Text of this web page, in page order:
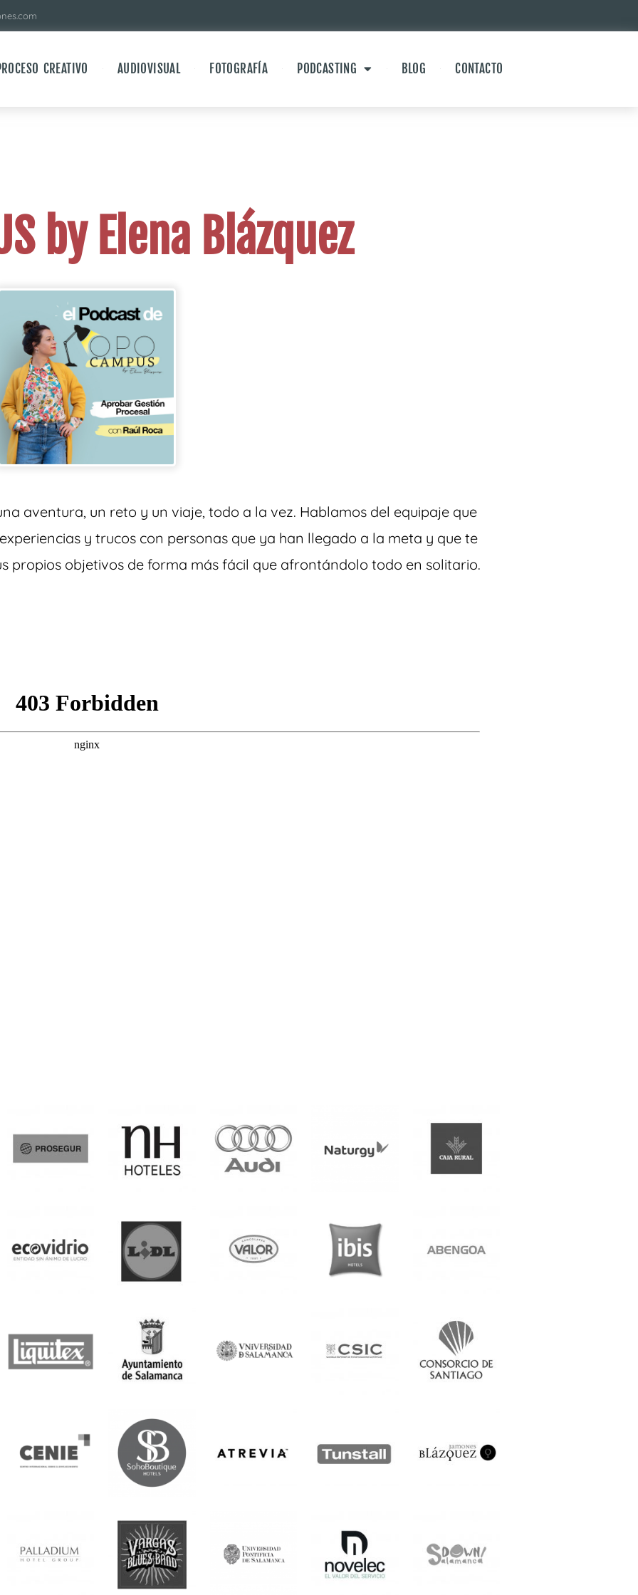
CREATIVO AUDIOVISUAL FOTOGRAFÍA PODCASTING BLOG CONTACTO
by Elena Blázquez
aventura, un reto y un viaje, todo a la vez. Hablamos del equipaje que
y trucos con personas que ya han llegado a la meta y que te
propios objetivos de forma más fácil que afrontándolo todo en solitario.